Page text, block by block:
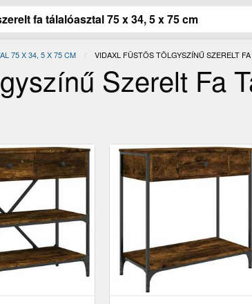
75 X 34, 5 X 75 CM JELENLEGI:
VIDAXL FÜSTÖS TÖLGYSZÍNŰ SZERELT
Szerelt Fa